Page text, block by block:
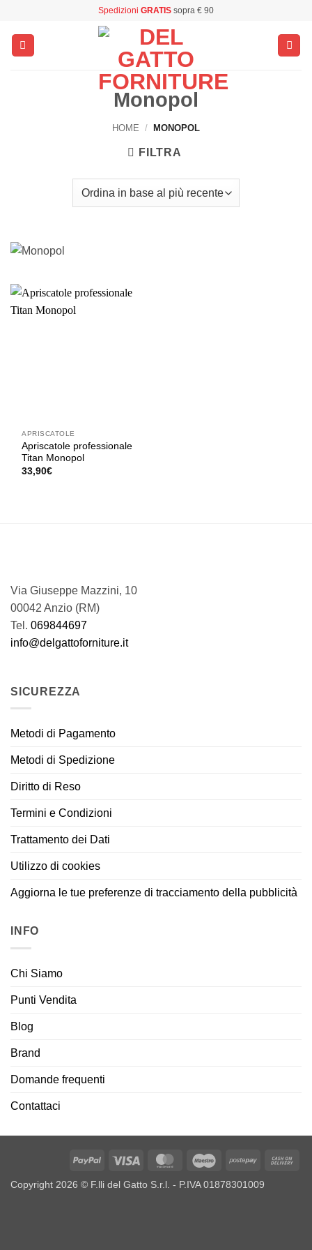
contenuti
Spedizioni GRATIS sopra € 90
Monopol
HOME / MONOPOL
FILTRA
APRISCATOLE
Apriscatole professionale
Titan Monopol
33,90€
Via Giuseppe Mazzini, 10
00042 Anzio (RM)
Tel. 069844697
info@delgattoforniture.it
SICUREZZA
Metodi di Pagamento
Metodi di Spedizione
Diritto di Reso
Termini e Condizioni
Trattamento dei Dati
Utilizzo di cookies
Aggiorna le tue preferenze di tracciamento della pubblicità
INFO
Chi Siamo
Punti Vendita
Blog
Brand
Domande frequenti
Contattaci
PayPal Visa MasterCardMaestro Postepay
Copyright 2026 © F.lli del Gatto S.r.l. - P.IVA 01878301009